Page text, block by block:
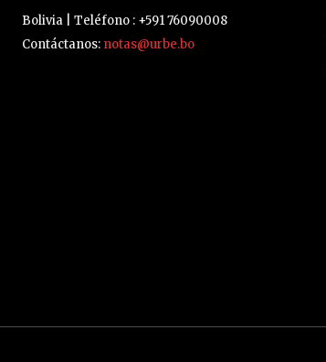
Bolivia | Teléfono : +591 76090008
Contáctanos: notas@urbe.bo